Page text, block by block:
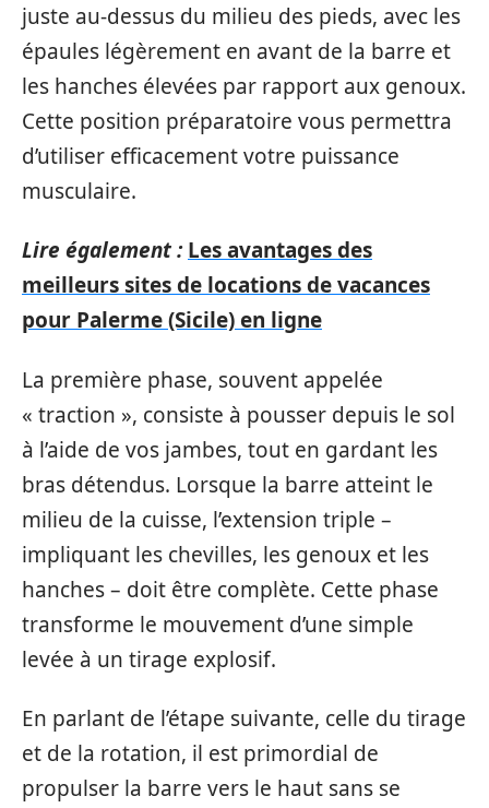
juste au-dessus du milieu des pieds, avec les
épaules légèrement en avant de la barre et
les hanches élevées par rapport aux genoux.
Cette position préparatoire vous permettra
d’utiliser efficacement votre puissance
musculaire.
Lire également : Les avantages des
meilleurs sites de locations de vacances
pour Palerme (Sicile) en ligne
La première phase, souvent appelée
« traction », consiste à pousser depuis le sol
à l’aide de vos jambes, tout en gardant les
bras détendus. Lorsque la barre atteint le
milieu de la cuisse, l’extension triple –
impliquant les chevilles, les genoux et les
hanches – doit être complète. Cette phase
transforme le mouvement d’une simple
levée à un tirage explosif.
En parlant de l’étape suivante, celle du tirage
et de la rotation, il est primordial de
propulser la barre vers le haut sans se